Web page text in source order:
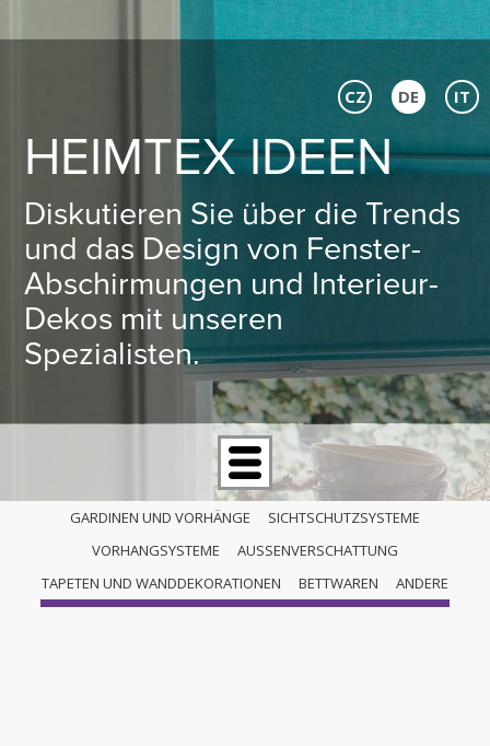
HEIMTEX IDEEN
Diskutieren Sie über die Trends
und das Design von Fenster-
Abschirmungen und Interieur-
Dekos mit unseren
Spezialisten.
CZ DE IT
GARDINEN UND VORHÄNGE
SICHTSCHUTZSYSTEME
VORHANGSYSTEME
AUSSENVERSCHATTUNG
TAPETEN UND WANDDEKORATIONEN
BETTWAREN ANDERE
FLÄCHENVORHÄNGE